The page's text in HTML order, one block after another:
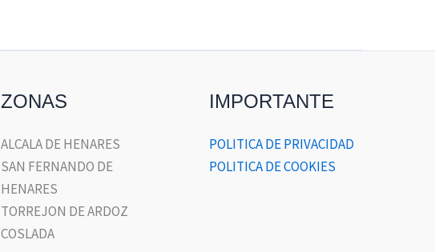
ZONAS
ALCALA DE HENARES
SAN FERNANDO DE
HENARES
TORREJON DE ARDOZ
COSLADA
IMPORTANTE
POLITICA DE PRIVACIDAD
POLITICA DE COOKIES